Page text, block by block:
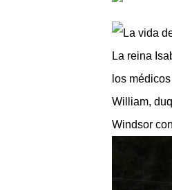
La reina
los
William,
Windsor